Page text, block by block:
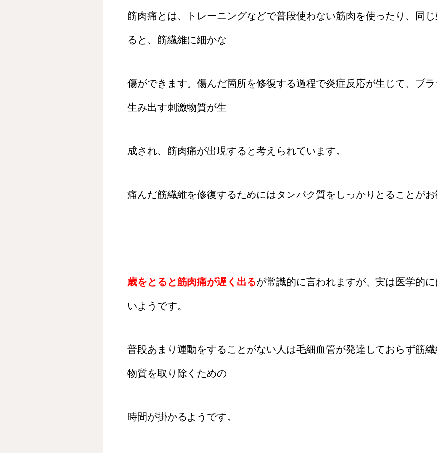
筋肉痛とは、トレーニングなどで普段使わない筋肉を使ったり、同
ると、筋繊維に細かな
傷ができます。傷んだ箇所を修復する過程で炎症反応が生じて、ブ
生み出す刺激物質が生
成され、筋肉痛が出現すると考えられています。
痛んだ筋繊維を修復するためにはタンパク質をしっかりとることがお
歳をとると筋肉痛が遅く出るが常識的に言われますが、実は医学的
いようです。
普段あまり運動をすることがない人は毛細血管が発達しておらず筋
物質を取り除くための
時間が掛かるようです。